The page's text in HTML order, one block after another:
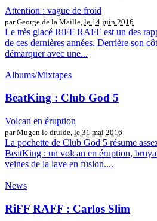
Attention : vague de froid
par George de la Maille, le 14 juin 2016
Le très glacé RiFF RAFF est un des
de ces dernières années. Derrière son
démarquer avec une...
Albums/Mixtapes
BeatKing : Club God 5
Volcan en éruption
par Mugen le druide, le 31 mai 2016
La pochette de Club God 5 résume
BeatKing : un volcan en éruption,
veines de la lave en fusion....
News
RiFF RAFF : Carlos Slim